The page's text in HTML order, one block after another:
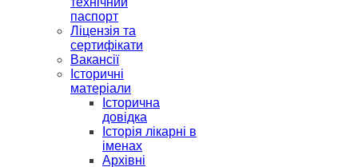
паспорт
Ліцензія та
сертифікати
Вакансії
Історичні
матеріали
Історична
довідка
Історія лікарні в
іменах
Архівні